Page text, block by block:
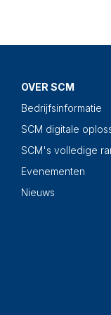
OVER SCM
Bedrijfsinformatie
SCM digitale
SCM's volledige
Evenementen
Nieuws